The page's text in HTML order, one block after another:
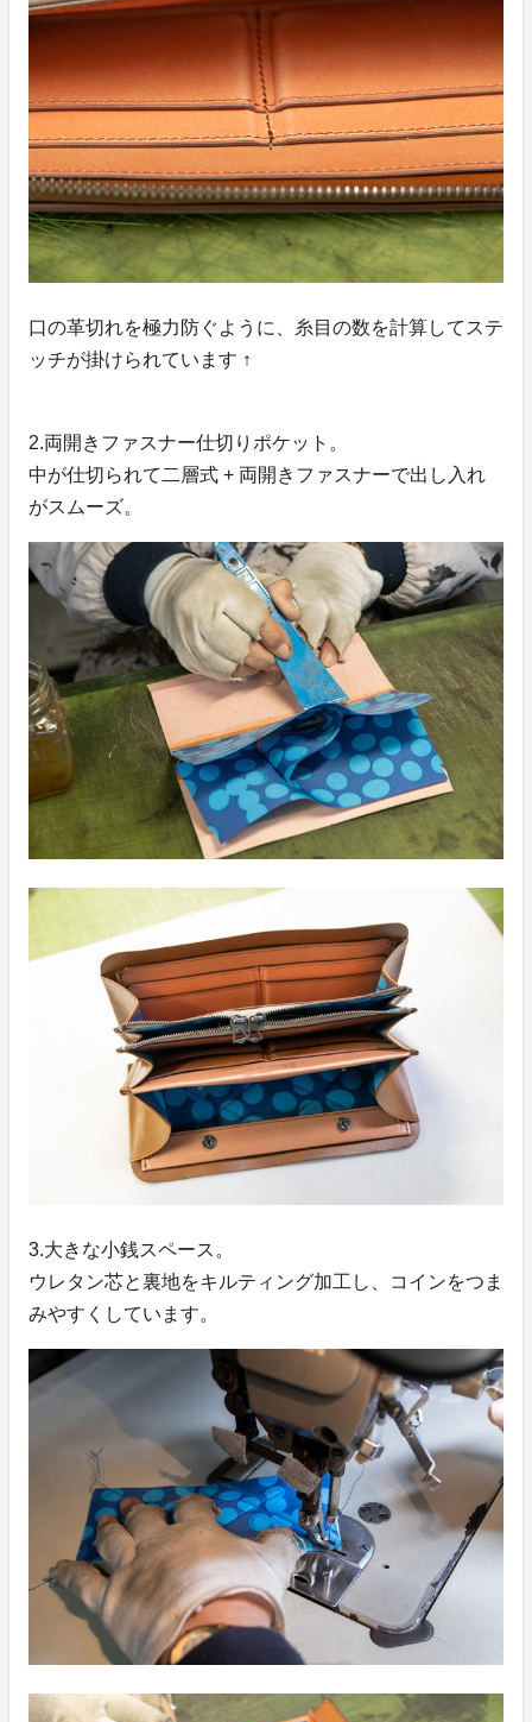
口の革切れを極力防ぐように、糸目の数を計算してステ
ッチが掛けられています ↑
2.両開きファスナー仕切りポケット。
中が仕切られて二層式 + 両開きファスナーで出し入れ
がスムーズ。
3.大きな小銭スペース。
ウレタン芯と裏地をキルティング加工し、コインをつま
みやすくしています。